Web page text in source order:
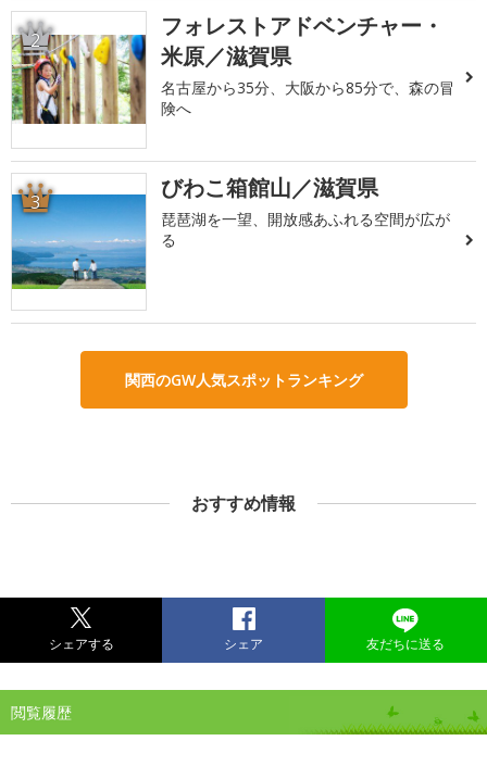
2
フォレストアドベンチャー・
米原／滋賀県
名古屋から35分、大阪から85分で、森の冒
険へ
3 びわこ箱館山／滋賀県
琵琶湖を一望、開放感あふれる空間が広が
る
関西のGW人気スポットランキング
おすすめ情報
シェアする シェア 友だちに送る
閲覧履歴